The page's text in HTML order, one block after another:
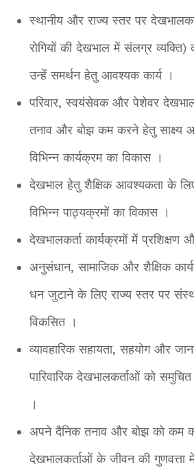
स्थानीय और राज्य स्तर पर
रोगियों की देखभाल में संलग्र
उन्हें समर्थन हेतु आवश्यक कार्य ।
परिवार, स्वयंसेवक और पेशेवर
तनाव और बोझ कम करने हेतु साक्ष्य
विभिन्न कार्यक्रम का विकास ।
देखभाल हेतु शैक्षिक आवश्यकता के
विभिन्न पाठ्यक्रमों का विकास ।
देखभालकर्ता कार्यक्रमों में प्रशिक्षण
अनुसंधान, सामाजिक और शैक्षिक
धन जुटाने के लिए राज्य स्तर पर
विकसित ।
व्यावहारिक सहायता, सहयोग और
पारिवारिक देखभालकर्ताओं को
।
अपने दैनिक तनाव और बोझ को कम
देखभालकर्ताओं के जीवन की गुणवत्ता